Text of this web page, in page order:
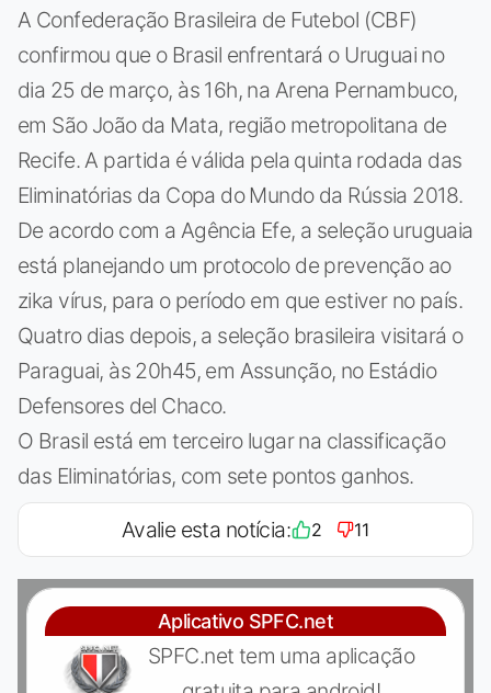
A Confederação Brasileira de Futebol (CBF)
confirmou que o Brasil enfrentará o Uruguai no
dia 25 de março, às 16h, na Arena Pernambuco,
em São João da Mata, região metropolitana de
Recife. A partida é válida pela quinta rodada das
Eliminatórias da Copa do Mundo da Rússia 2018.
De acordo com a Agência Efe, a seleção uruguaia
está planejando um protocolo de prevenção ao
zika vírus, para o período em que estiver no país.
Quatro dias depois, a seleção brasileira visitará o
Paraguai, às 20h45, em Assunção, no Estádio
Defensores del Chaco.
O Brasil está em terceiro lugar na classificação
das Eliminatórias, com sete pontos ganhos.
Avalie esta notícia: 2 11
Aplicativo SPFC.net
SPFC.net tem uma aplicação